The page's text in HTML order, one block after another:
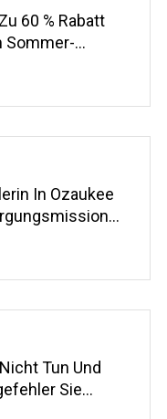
60 % Rabatt
Sommer-
In Ozaukee
Tun Und
Sie